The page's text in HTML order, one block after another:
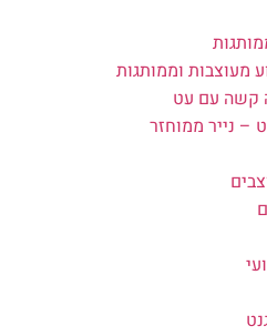
מעוצבות וממותגות
קשה עם עט
נייר ממוחזר